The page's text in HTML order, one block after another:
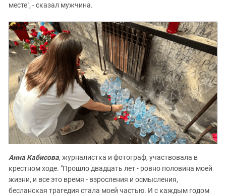
месте", - сказал мужчина.
Анна Кабисова, журналистка и фотограф, участвовала в
крестном ходе. "Прошло двадцать лет - ровно половина моей
жизни, и все это время - взросления и осмысления,
бесланская трагедия стала моей частью. И с каждым годом